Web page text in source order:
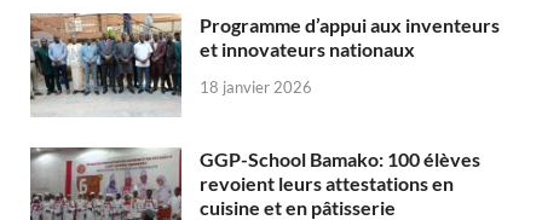
Programme d’appui aux inventeurs
et innovateurs nationaux
18 janvier 2026
GGP-School Bamako: 100 élèves
revoient leurs attestations en
cuisine et en pâtisserie